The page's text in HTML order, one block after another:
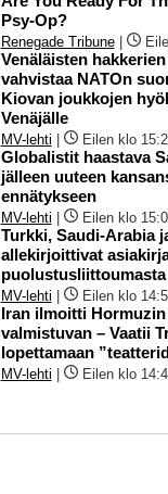
Psy-Op?
Renegade Tribune|
Venäläisten
vahvistaa NATOn
Kiovan joukkojen
Venäjälle
MV-lehti Eilen klo
Globalistit haastava
jälleen uuteen
ennätykseen
MV-lehti Eilen klo
Turkki, Saudi-Arabia
allekirjoittivat
puolustusliittoumasta
MV-lehti Eilen klo
Iran ilmoitti
valmistuvan – Vaatii
lopettamaan
MV-lehti Eilen klo